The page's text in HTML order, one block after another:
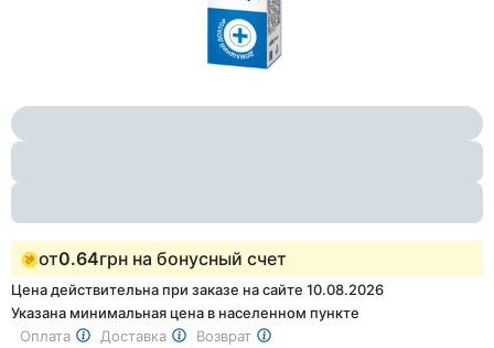
1
of
от0.64грн на бонусный счет
Цена действительна при заказе на сайте 10.08.2026
Указана минимальная цена в населенном пункте
Оплата
Доставка Возврат